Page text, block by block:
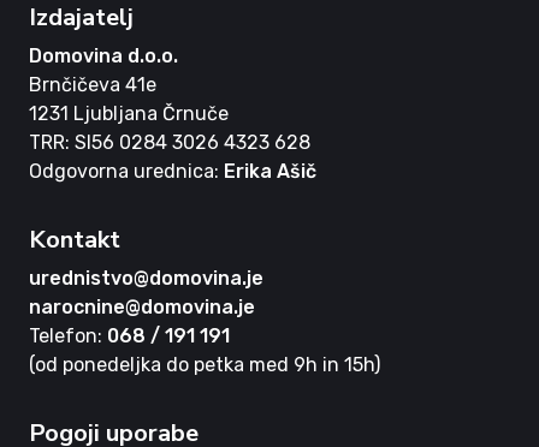
Izdajatelj
Domovina d.o.o.
Brnčičeva 41e
1231 Ljubljana Črnuče
TRR: SI56 0284 3026 4323 628
Odgovorna urednica: Erika Ašič
Kontakt
urednistvo@domovina.je
narocnine@domovina.je
Telefon: 068 / 191 191
(od ponedeljka do petka med 9h in 15h)
Pogoji uporabe